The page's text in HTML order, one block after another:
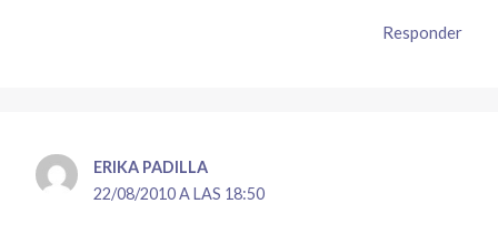
Responder
ERIKA PADILLA
22/08/2010 A LAS 18:50